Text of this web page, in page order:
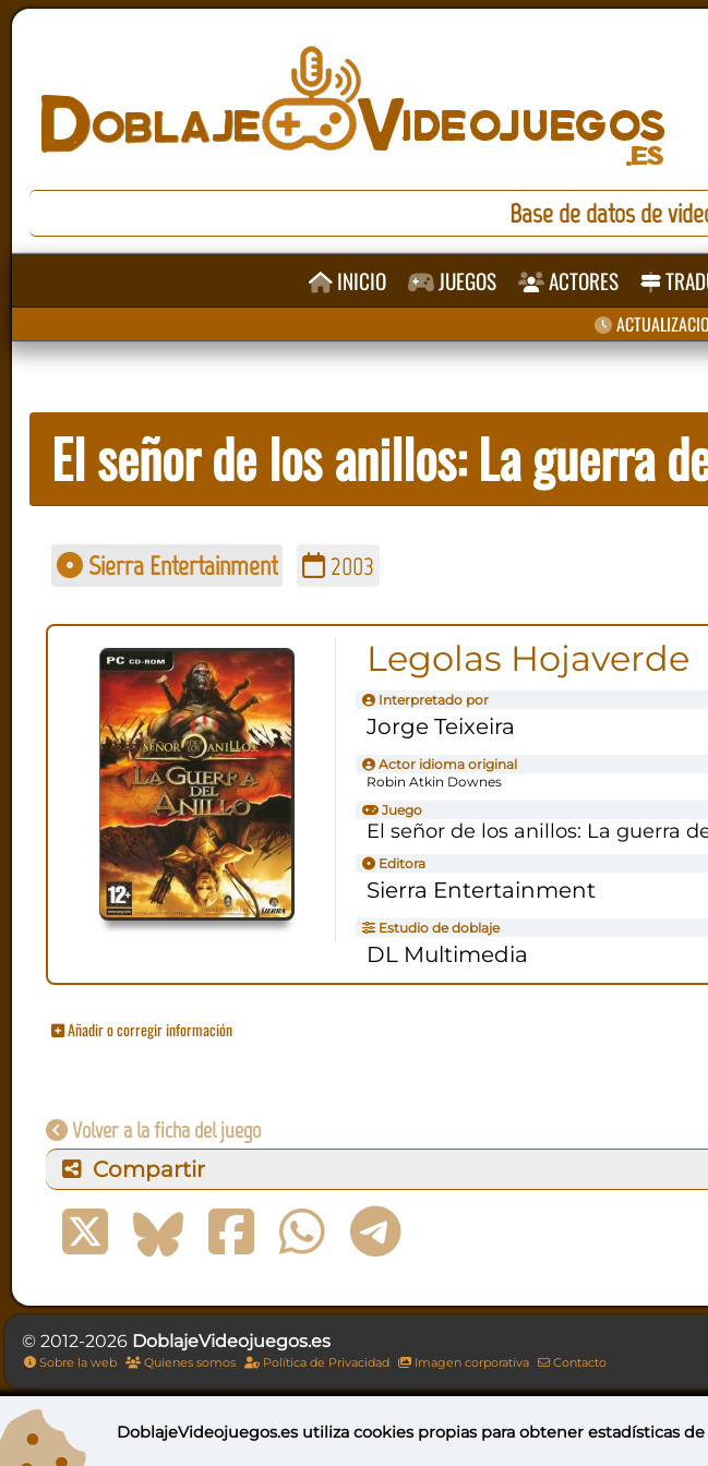
Base de datos de
INICIO JUEGOS ACTORES
El señor de los anillos: La guerra
Sierra Entertainment 2003
Legolas Hojaverde
Interpretado por
Jorge Teixeira
Actor idioma original
Robin Atkin Downes
Juego
El señor de los anillos: La guerra
Editora
Sierra Entertainment
Estudio de doblaje
DL Multimedia
Añadir o corregir información
Volver a la ficha del juego
Compartir
© 2012-2026 DoblajeVideojuegos.es
Sobre la web Quienes somos Política de Privacidad Imagen corporativa Contacto
Esta obra está bajo una licencia de Creative
DoblajeVideojuegos.es utilizacookies propiaspara obtener estadísticas de